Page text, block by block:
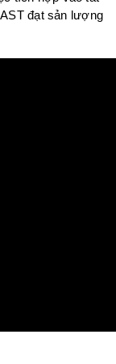
đạt sản lượng